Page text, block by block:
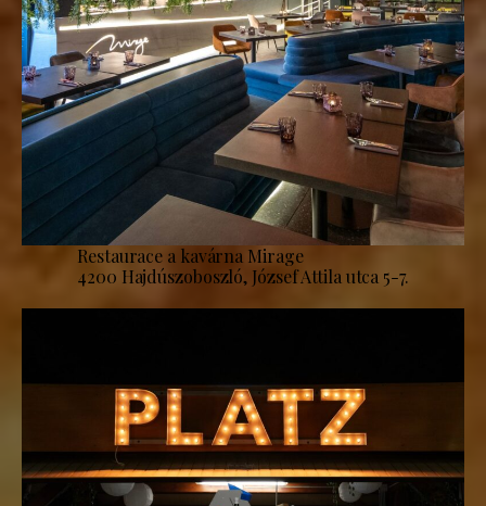
Restaurace a kavárna Mirage
4200 Hajdúszoboszló, József Attila utca 5-7.